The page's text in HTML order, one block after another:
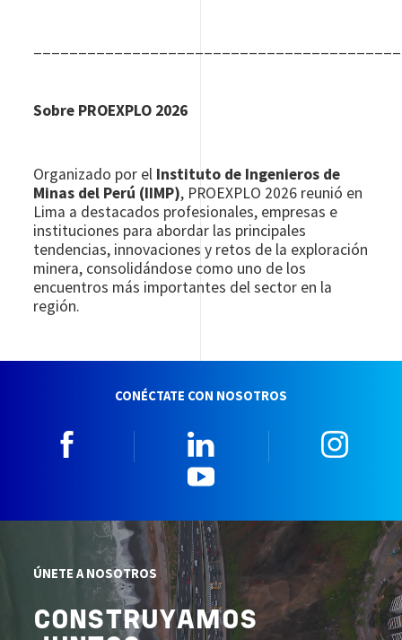
Sobre PROEXPLO 2026
Organizado por el Instituto de Ingenieros de
Minas del Perú (IIMP), PROEXPLO 2026 reunió en
Lima a destacados profesionales, empresas e
instituciones para abordar las principales
tendencias, innovaciones y retos de la exploración
minera, consolidándose como uno de los
encuentros más importantes del sector en la
región.
CONÉCTATE CON NOSOTROS
ÚNETE A NOSOTROS
CONSTRUYAMOS